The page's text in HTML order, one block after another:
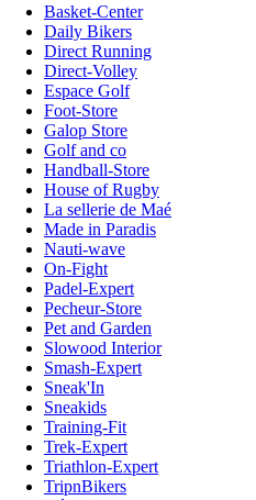
Basket-Center
Daily Bikers
Direct Running
Direct-Volley
Espace Golf
Foot-Store
Galop Store
Golf and co
Handball-Store
House of Rugby
La sellerie de Maé
Made in Paradis
Nauti-wave
On-Fight
Padel-Expert
Pecheur-Store
Pet and Garden
Slowood Interior
Smash-Expert
Sneak'In
Sneakids
Training-Fit
Trek-Expert
Triathlon-Expert
TripnBikers